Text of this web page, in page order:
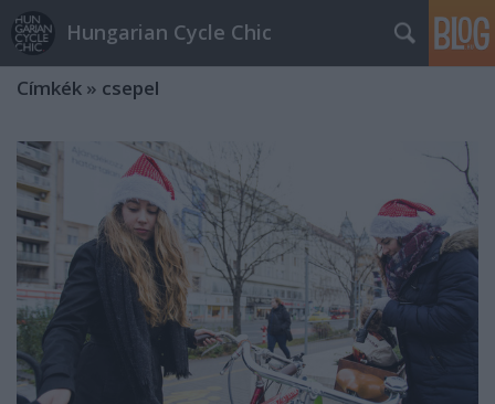
Hungarian Cycle Chic
Címkék » csepel